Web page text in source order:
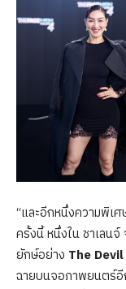
“และอีกหนึ่งความพิเ
ครั้งนี้ หนึ่งใน ชาเลน
ยักษ์อย่าง The
ฉายบนจอภาพยนตร์อี